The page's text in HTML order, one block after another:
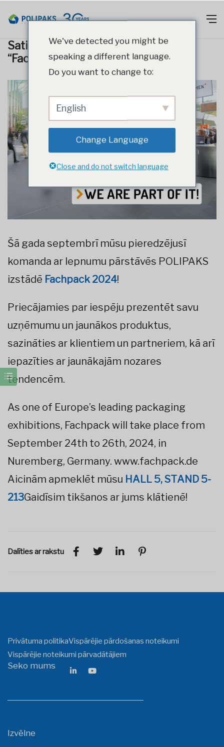
Satiec Polipaks komandu izstādē
“Fachpack 2024”!
Šā gada septembrī mūsu pieredzējusī
komanda ar lepnumu pārstāvēs POLIPAKS
izstādē Fachpack 2024!
Priecājamies par iespēju prezentēt savu
uzņēmumu un jaunākos produktus,
sazināties ar klientiem un partneriem, kā arī
iepazīties ar jaunākajām nozares
tendencēm.
As one of Europe’s leading packaging
exhibitions, Fachpack will take place from
September 24th to 26th, 2024, in
Nuremberg, Germany. www.fachpack.de
Aicinām apmeklēt mūsu HALL 5, STAND 5-
213Gaidīsim tikšanos ar jums klātienē!
Dalīties ar rakstu
Privātuma politikaVispārējie pārdošanas noteikumi
Vispārējie noteikumi pārvadātājiem
Seko mums
Izvēlne
We've detected you might be
speaking a different language.
Do you want to change to:
English
Change Language
Close and do not switch language